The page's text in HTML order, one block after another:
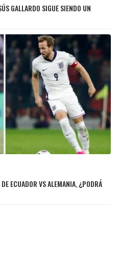
GALLARDO SIGUE SIENDO UN
ECUADOR VS ALEMANIA, ¿PODRÁ